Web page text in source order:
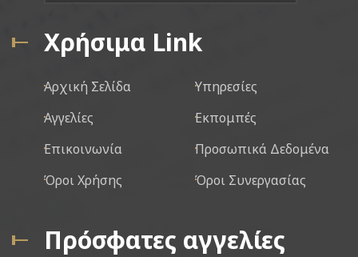
Χρήσιμα Link
Αρχική Σελίδα
Υπηρεσίες
Αγγελίες
Εκπομπές
Επικοινωνία
Προσωπικά Δεδομένα
Όροι Χρήσης
Όροι Συνεργασίας
Πρόσφατες αγγελίες